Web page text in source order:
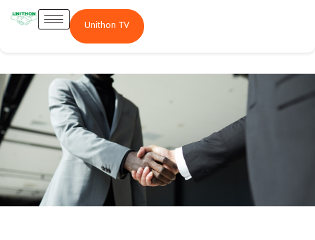
Unithon TV
Actionnariat